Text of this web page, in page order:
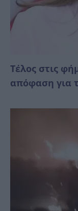
Τέλος στις
απόφαση για